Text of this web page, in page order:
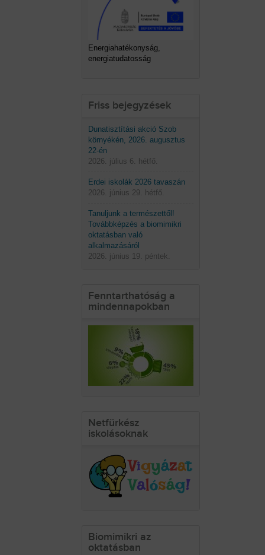
Energiahatékonyság,
energiatudatosság
Friss bejegyzések
Dunatisztítási akció Szob
környékén, 2026. augusztus
22-én
2026. július 6. hétfő.
Erdei iskolák 2026 tavaszán
2026. június 29. hétfő.
Tanuljunk a természettől!
Továbbképzés a biomimikri
oktatásban való
alkalmazásáról
2026. június 19. péntek.
Fenntarthatóság a
mindennapokban
Netfürkész
iskolásoknak
Biomimikri az
oktatásban